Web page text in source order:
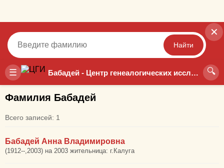
☰ Бабадей - Центр генеалогических исследований 🔍
✕
Найти
Точный Неточный
Фамилия Бабадей
Всего записей: 1
Бабадей Анна Владимировна
(1912--,2003) на 2003 жительница: г.Калуга